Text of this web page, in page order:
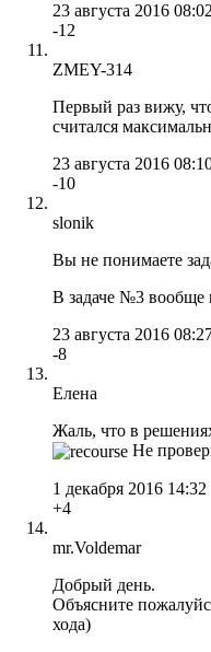
23 августа 2016 08:02
-12
ZMEY-314
Первый раз вижу,
считался
23 августа 2016
-10
slonik
Вы не понимаете
В задаче №3 вообще
23 августа 2016
-8
Елена
Жаль, что в
Не
1 декабря 2016 14:32
+4
mr.Voldemar
Добрый день.
Объясните
хода)